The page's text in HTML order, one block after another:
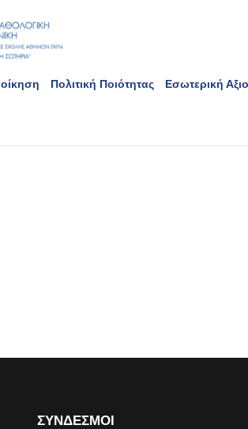
Πολιτική Ποιότητας Εσωτερική
ΣΥΝΔΕΣΜΟΙ